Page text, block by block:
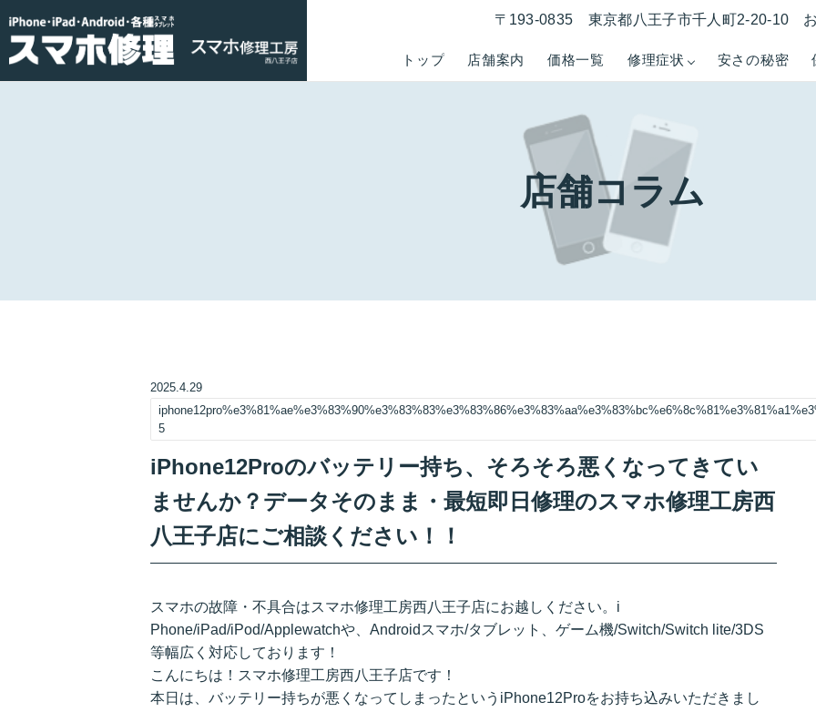
トップ 店舗案内 価格一覧 修理症状 安さの秘密
〒193-0835 東京都八王子市千人町2-20-10
店舗コラム
2025.4.29
5
iPhone12Proのバッテリー持ち、そろそろ悪くなってきてい
ませんか？データそのまま・最短即日修理のスマホ修理工房西
八王子店にご相談ください！！
スマホの故障・不具合はスマホ修理工房西八王子店にお越しください。i
Phone/iPad/iPod/Applewatchや、Androidスマホ/タブレット、ゲーム機/Switch/Switch lite/3DS
等幅広く対応しております！
こんにちは！スマホ修理工房西八王子店です！
本日は、バッテリー持ちが悪くなってしまったというiPhone12Proをお持ち込みいただきまし